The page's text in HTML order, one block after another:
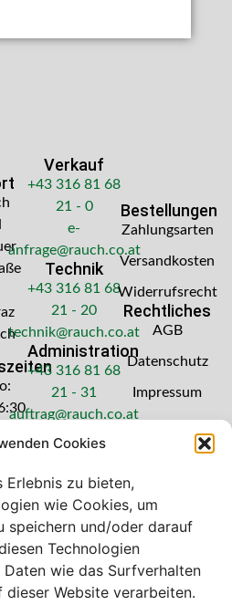
Cookies
Erlebnis zu bieten,
wie Cookies, um
speichern und/oder darauf
Technologien
wie das Surfverhalten
Website verarbeiten.
Verkauf
+43 316 81 68
21 - 0
e-
anfrage@rauch.co.at
Technik
+43 316 81 68
21 - 20
technik@rauch.co.at
Administration
+43 316 81 68
21 - 31
auftrag@rauch.co.at
Bestellungen
Zahlungsarten
Versandkosten
Widerrufsrecht
Rechtliches
AGB
Datenschutz
Impressum
handelt es sich um